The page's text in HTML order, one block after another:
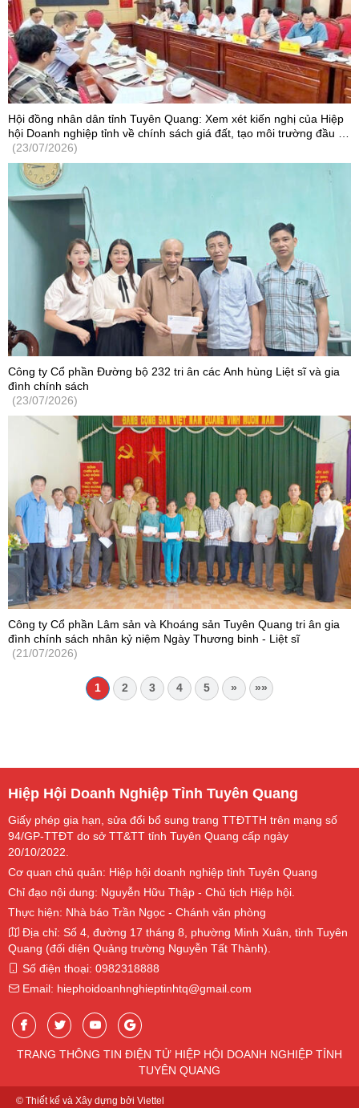
Hội đồng nhân dân tỉnh Tuyên Quang: Xem xét kiến nghị của Hiệp
hội Doanh nghiệp tỉnh về chính sách giá đất, tạo môi trường đầu tư
cạnh tranh
(23/07/2026)
Công ty Cổ phần Đường bộ 232 tri ân các Anh hùng Liệt sĩ và gia
đình chính sách
(23/07/2026)
Công ty Cổ phần Lâm sản và Khoáng sản Tuyên Quang tri ân gia
đình chính sách nhân kỷ niệm Ngày Thương binh - Liệt sĩ
(21/07/2026)
1 2 3 4 5 » »»
Hiệp Hội Doanh Nghiệp Tỉnh Tuyên Quang
Giấy phép gia hạn, sửa đổi bổ sung trang TTĐTTH trên mạng số
94/GP-TTĐT do sở TT&TT tỉnh Tuyên Quang cấp ngày
20/10/2022.
Cơ quan chủ quản: Hiệp hội doanh nghiệp tỉnh Tuyên Quang
Chỉ đạo nội dung: Nguyễn Hữu Thập - Chủ tịch Hiệp hội.
Thực hiện: Nhà báo Trần Ngọc - Chánh văn phòng
Địa chỉ: Số 4, đường 17 tháng 8, phường Minh Xuân, tỉnh Tuyên
Quang (đối diện Quảng trường Nguyễn Tất Thành).
Số điện thoại: 0982318888
Email: hiephoidoanhnghieptinhtq@gmail.com
TRANG THÔNG TIN ĐIỆN TỬ HIỆP HỘI DOANH NGHIỆP TỈNH
TUYÊN QUANG
© Thiết kế và Xây dựng bởi Viettel